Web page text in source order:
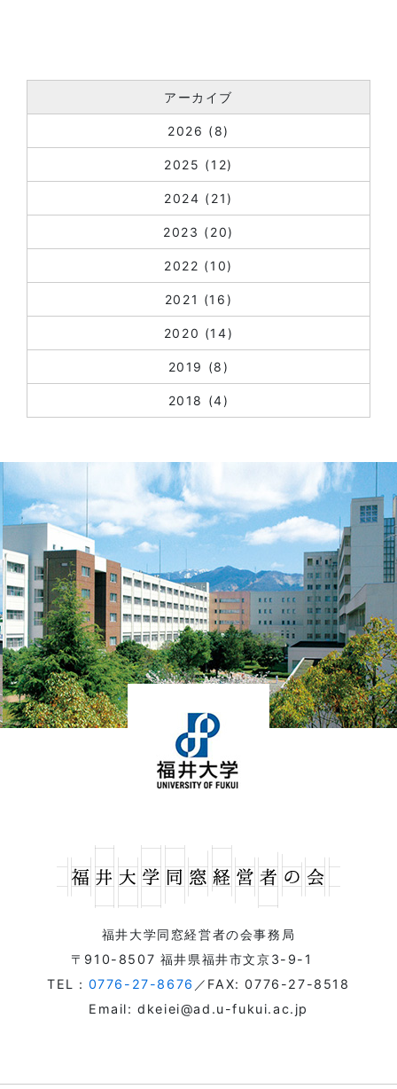
アーカイブ
2026 (8)
2025 (12)
2024 (21)
2023 (20)
2022 (10)
2021 (16)
2020 (14)
2019 (8)
2018 (4)
福井大学同窓経営者の会事務局
〒910-8507 福井県福井市文京3-9-1
TEL： 0776-27-8676 ／FAX: 0776-27-8518
Email: dkeiei@ad.u-fukui.ac.jp